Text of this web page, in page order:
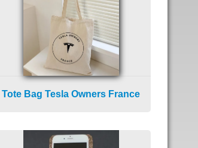
Tote Bag Tesla Owners France